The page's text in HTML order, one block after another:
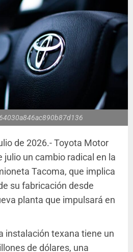
de 2026.- Toyota Motor
julio un cambio radical en la
Tacoma, que implica
su fabricación desde
planta que impulsará en
instalación texana tiene un
de dólares, una